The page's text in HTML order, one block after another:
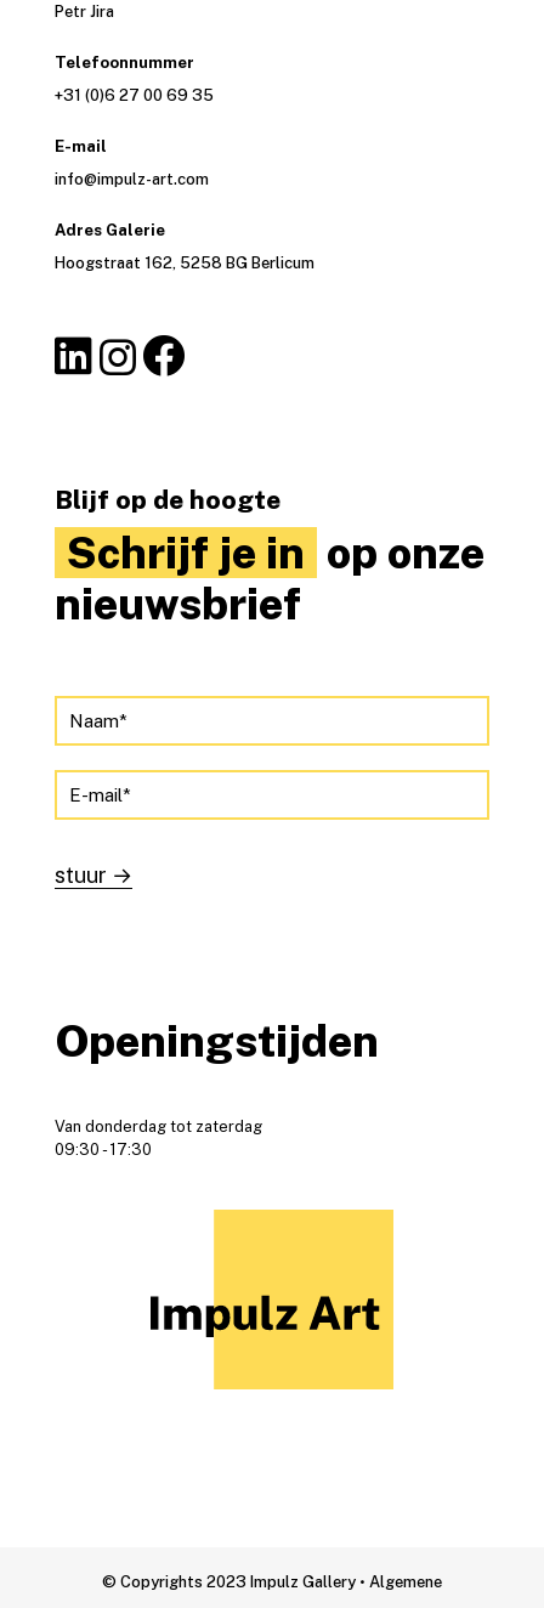
Petr Jira
Telefoonnummer
+31 (0)6 27 00 69 35
E-mail
info@impulz-art.com
Adres Galerie
Hoogstraat 162, 5258 BG Berlicum
Blijf op de hoogte
Schrijf je in op onze
nieuwsbrief
Openingstijden
Van donderdag tot zaterdag
09:30 - 17:30
© Copyrights 2023 Impulz Gallery • Algemene